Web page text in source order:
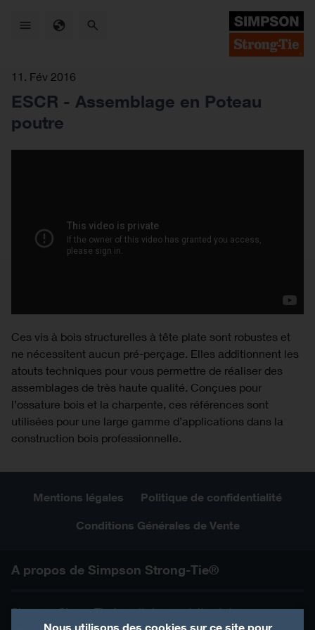
11. Fév 2016
ESCR - Assemblage en Poteau
poutre
Ces vis à bois structurelles à tête plate sont robustes et
ne nécessitent aucun pré-perçage. Elles additionnent les
atouts techniques pour vous permettre de réaliser des
assemblages de très haute qualité. Conçues pour
l’ossature bois et la charpente, ces références sont
utilisées pour une large gamme d’applications dans la
construction bois professionnelle.
Mentions légales Politique de confidentialité
Conditions Générales de Vente
A propos de Simpson Strong-Tie®
Simpson Strong Tie fournit des produits et des
Nous utilisons des cookies sur ce site pour